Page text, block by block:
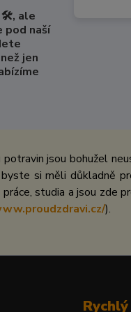
🛠️, ale
pod naší
jen
jsou bohužel
byste si měli důkladně
studia a jsou zde
).